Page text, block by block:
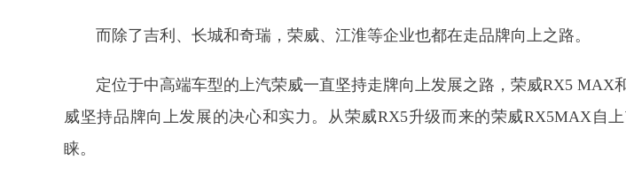
而除了吉利、长城和奇瑞，荣威、江淮等企业也都在走品牌向上之路。
定位于中高端车型的上汽荣威一直坚持走牌向上发展之路，荣威RX5 MAX
威坚持品牌向上发展的决心和实力。从荣威RX5升级而来的荣威RX5MAX自
睐。